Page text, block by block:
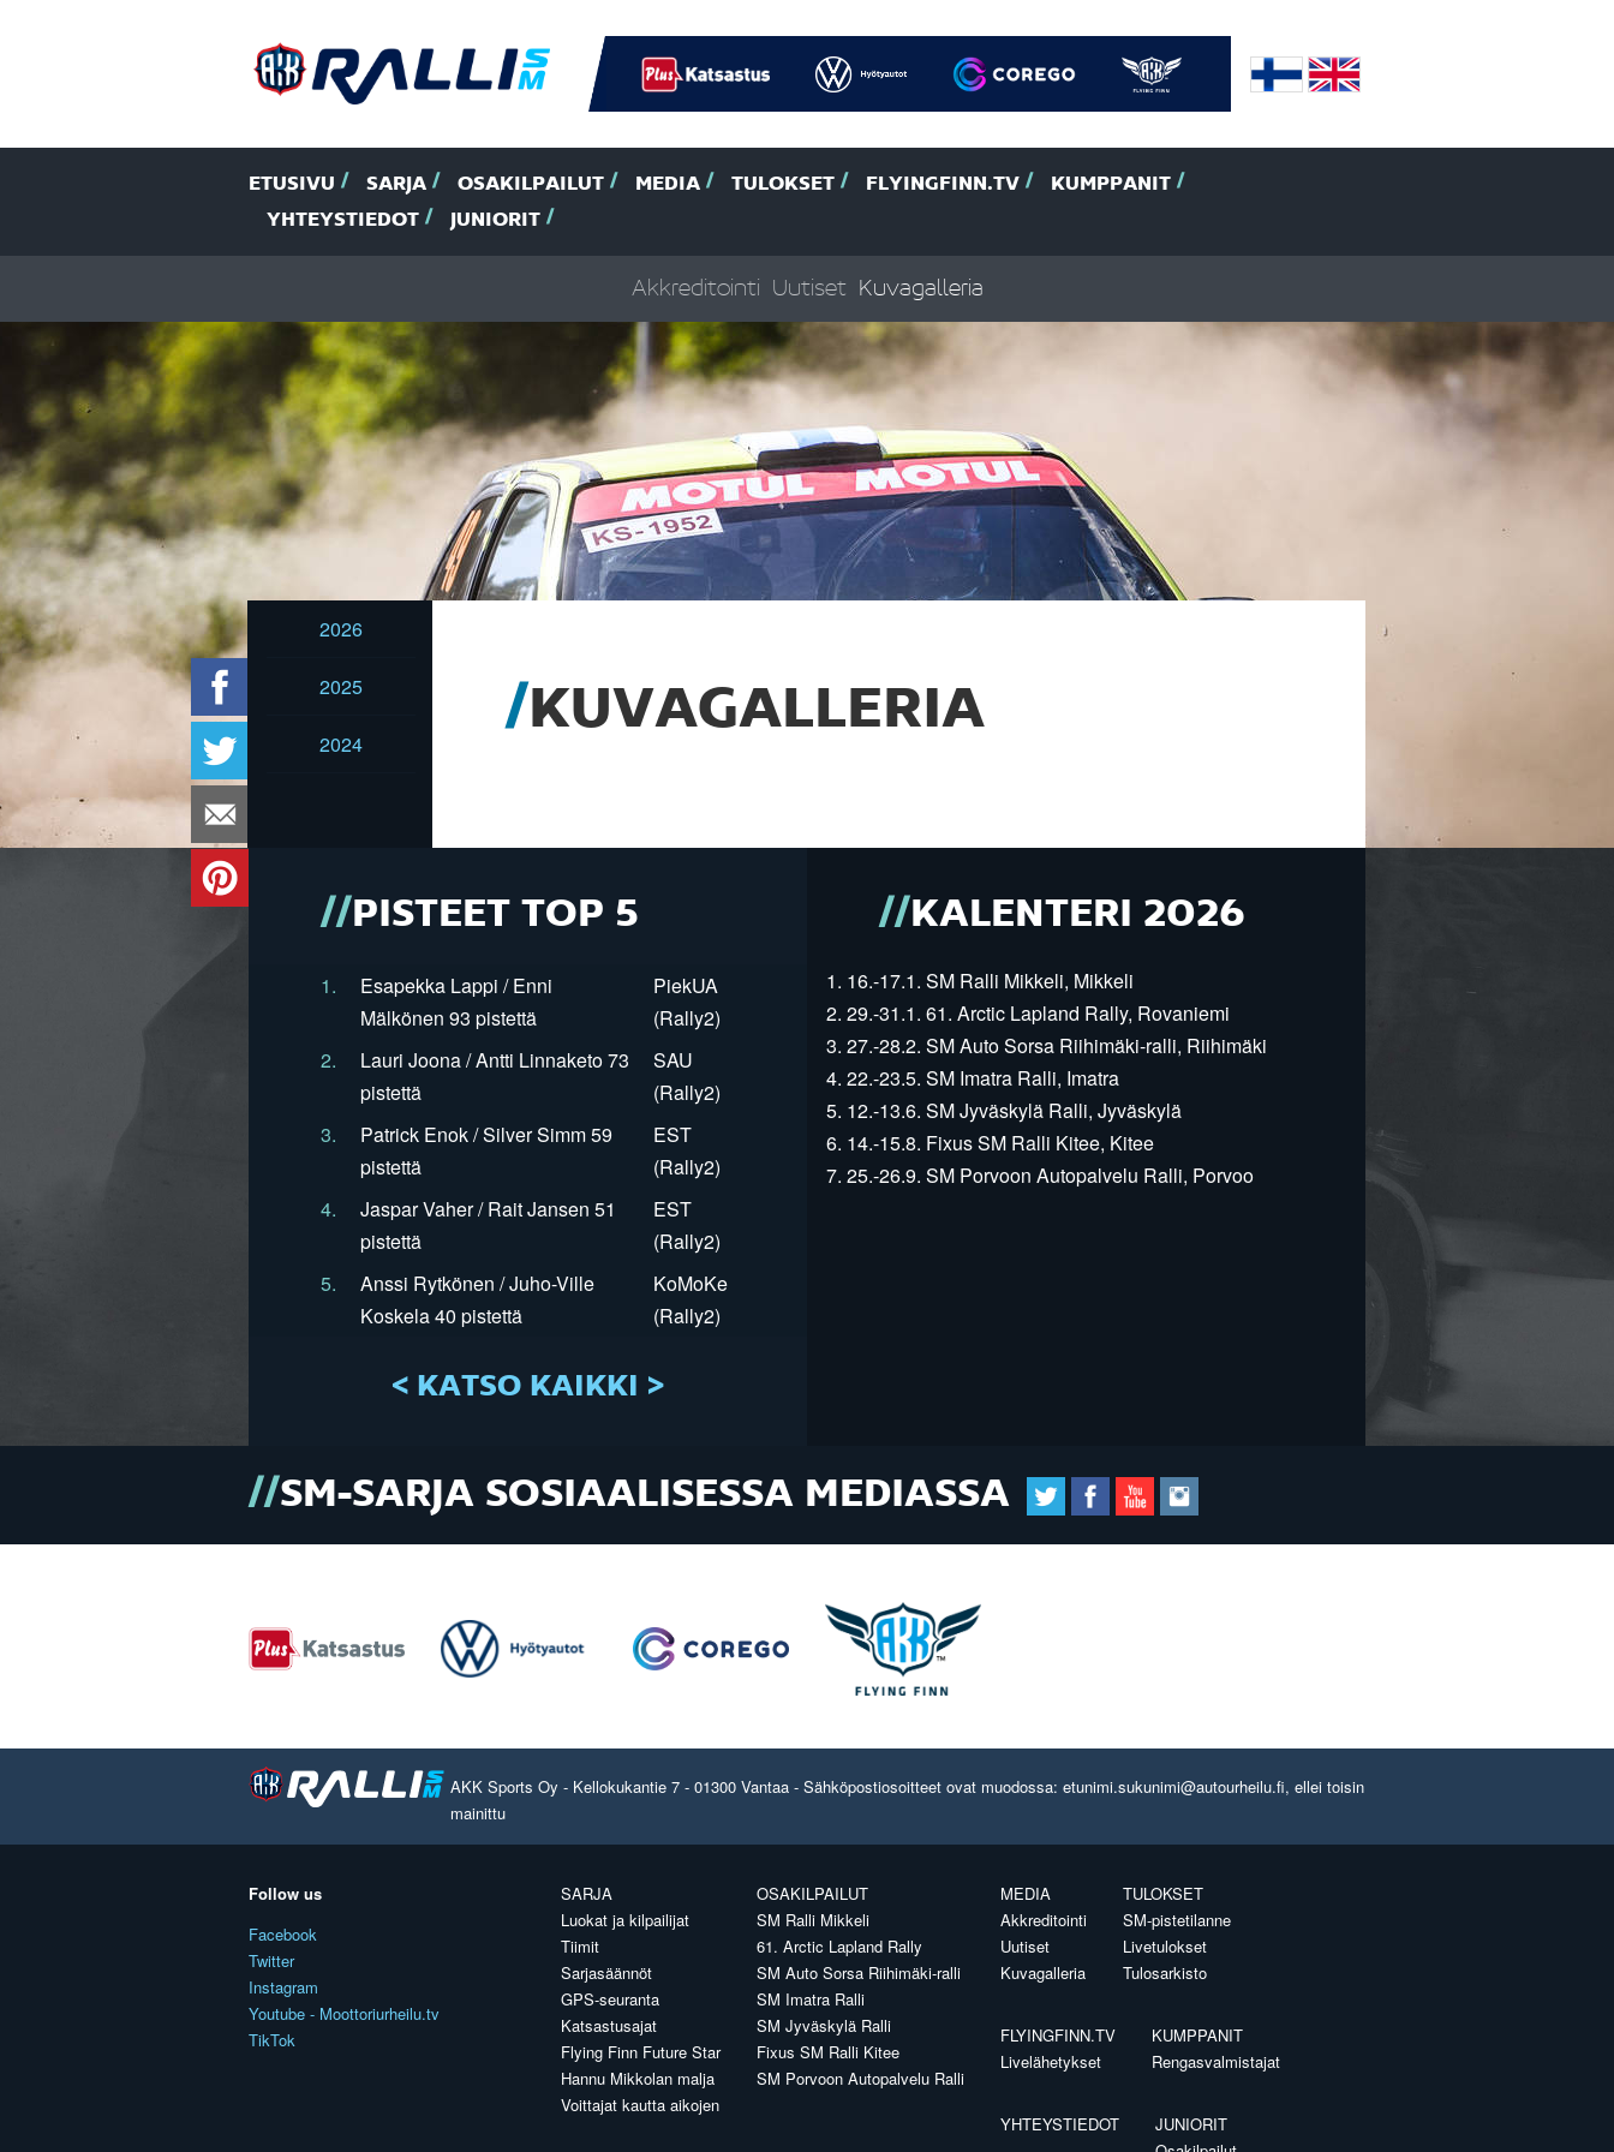
ETUSIVU SARJA OSAKILPAILUT MEDIA TULOKSET FLYINGFINN.TV
KUMPPANIT
YHTEYSTIEDOT
JUNIORIT
Akkreditointi Uutiset Kuvagalleria
2026
2025
2024
KUVAGALLERIA
PISTEET TOP 5
1.
Esapekka Lappi / Enni
Mälkönen 93 pistettä
PiekUA
(Rally2)
2.
Lauri Joona / Antti Linnaketo 73
pistettä
SAU
(Rally2)
3.
Patrick Enok / Silver Simm 59
pistettä
EST
(Rally2)
4.
Jaspar Vaher / Rait Jansen 51
pistettä
EST
(Rally2)
5.
Anssi Rytkönen / Juho-Ville
Koskela 40 pistettä
KoMoKe
(Rally2)
< KATSO KAIKKI >
KALENTERI 2026
1. 16.-17.1. SM Ralli Mikkeli, Mikkeli
2. 29.-31.1. 61. Arctic Lapland Rally, Rovaniemi
3. 27.-28.2. SM Auto Sorsa Riihimäki-ralli, Riihimäki
4. 22.-23.5. SM Imatra Ralli, Imatra
5. 12.-13.6. SM Jyväskylä Ralli, Jyväskylä
6. 14.-15.8. Fixus SM Ralli Kitee, Kitee
7. 25.-26.9. SM Porvoon Autopalvelu Ralli, Porvoo
SM-SARJA SOSIAALISESSA MEDIASSA
AKK Sports Oy - Kellokukantie 7 - 01300 Vantaa - Sähköpostiosoitteet ovat muodossa: etunimi.sukunimi@autourheilu.fi, ellei toisin
mainittu
Follow us
Facebook
Twitter
Instagram
Youtube - Moottoriurheilu.tv
TikTok
SARJA
Luokat ja kilpailijat
Tiimit
Sarjasäännöt
GPS-seuranta
Katsastusajat
Flying Finn Future Star
Hannu Mikkolan malja
Voittajat kautta aikojen
OSAKILPAILUT
SM Ralli Mikkeli
61. Arctic Lapland Rally
SM Auto Sorsa Riihimäki-ralli
SM Imatra Ralli
SM Jyväskylä Ralli
Fixus SM Ralli Kitee
SM Porvoon Autopalvelu Ralli
MEDIA
Akkreditointi
Uutiset
Kuvagalleria
TULOKSET
SM-pistetilanne
Livetulokset
Tulosarkisto
FLYINGFINN.TV
Livelähetykset
KUMPPANIT
Rengasvalmistajat
YHTEYSTIEDOT
JUNIORIT